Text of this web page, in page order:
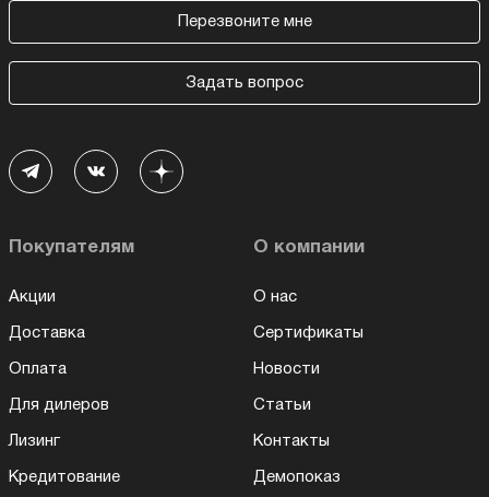
Перезвоните мне
Задать вопрос
Покупателям
Акции
Доставка
Оплата
Для дилеров
Лизинг
Кредитование
О компании
О нас
Сертификаты
Новости
Статьи
Контакты
Демопоказ